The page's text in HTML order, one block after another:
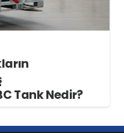
Tank Nedir?